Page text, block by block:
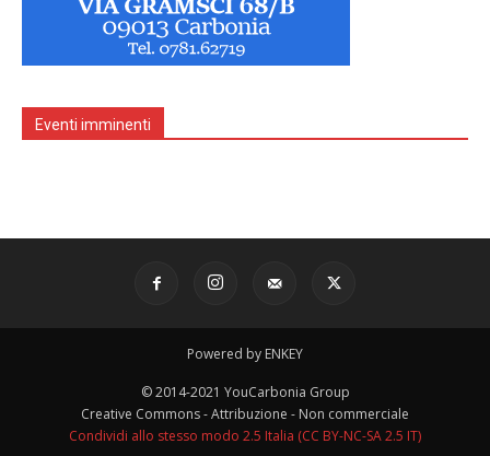
Eventi imminenti
Powered by ENKEY
© 2014-2021 YouCarbonia Group
Creative Commons - Attribuzione - Non commerciale
Condividi allo stesso modo 2.5 Italia (CC BY-NC-SA 2.5 IT)